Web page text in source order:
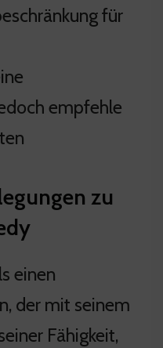
für
empfehle
zu
einen
der mit seinem
Fähigkeit,